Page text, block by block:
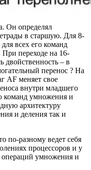
Он определял
в старшую. Для 8-
всех его команд
При переходе на 16-
двойственность – в
перенос ? На
AF меняет свое
внутри младшего
команд умножения и
архитектуру
и деления так и
по-разному ведет себя
процессоров и у
операций умножения и